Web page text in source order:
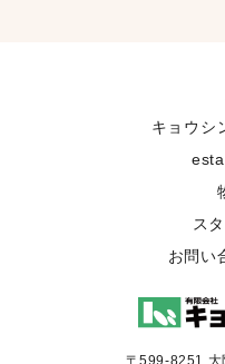
キョウシ
ス
お問い